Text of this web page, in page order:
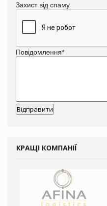
Захист від спаму
Повідомлення*
КРАЩІ КОМПАНІЇ